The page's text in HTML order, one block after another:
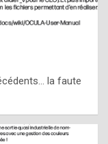
la faute